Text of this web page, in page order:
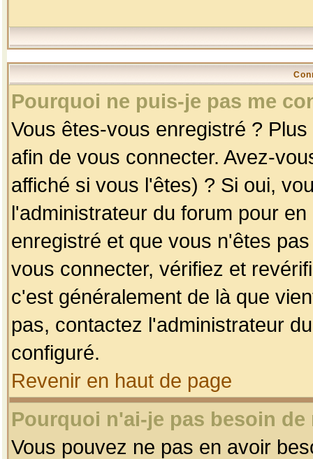
Pourquoi ne puis-je pas me
Vous êtes-vous enregistré ?
afin de vous connecter. Avez-
affiché si vous l'êtes) ? Si oui,
l'administrateur du forum pour
enregistré et que vous n'êtes
vous connecter, vérifiez et
c'est généralement de là que
pas, contactez l'administrateur
configuré.
Revenir en haut de page
Pourquoi n'ai-je pas besoin
Vous pouvez ne pas en avoir